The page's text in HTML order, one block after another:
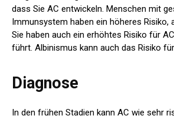
dass Sie AC entwickeln. Menschen mit
Immunsystem haben ein höheres Risiko,
Sie haben auch ein erhöhtes Risiko für
führt. Albinismus kann auch das Risiko
Diagnose
In den frühen Stadien kann AC wie sehr